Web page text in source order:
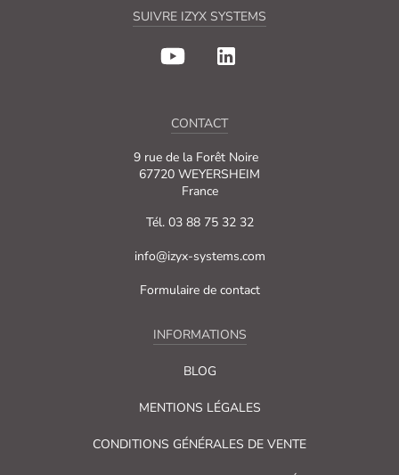
SUIVRE IZYX SYSTEMS
CONTACT
9 rue de la Forêt Noire
67720 WEYERSHEIM
France
Tél. 03 88 75 32 32
info@izyx-systems.com
Formulaire de contact
INFORMATIONS
BLOG
MENTIONS LÉGALES
CONDITIONS GÉNÉRALES DE VENTE